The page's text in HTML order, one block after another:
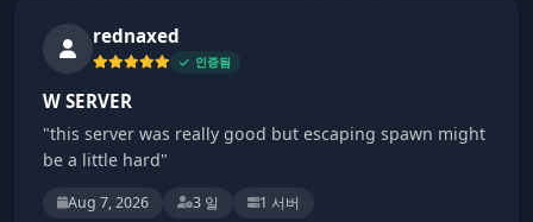
rednaxed
인증됨
W SERVER
"this server was really good but escaping spawn might
be a little hard"
Aug 7, 2026 3 일 1 서버